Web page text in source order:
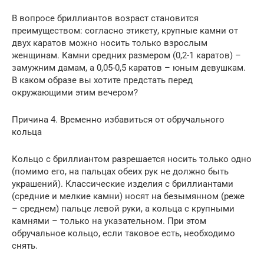
В вопросе бриллиантов возраст становится
преимуществом: согласно этикету, крупные камни от
двух каратов можно носить только взрослым
женщинам. Камни средних размером (0,2-1 каратов) –
замужним дамам, а 0,05-0,5 каратов – юным девушкам.
В каком образе вы хотите предстать перед
окружающими этим вечером?
Причина 4. Временно избавиться от обручального
кольца
Кольцо с бриллиантом разрешается носить только одно
(помимо его, на пальцах обеих рук не должно быть
украшений). Классические изделия с бриллиантами
(средние и мелкие камни) носят на безымянном (реже
– среднем) пальце левой руки, а кольца с крупными
камнями – только на указательном. При этом
обручальное кольцо, если таковое есть, необходимо
снять.